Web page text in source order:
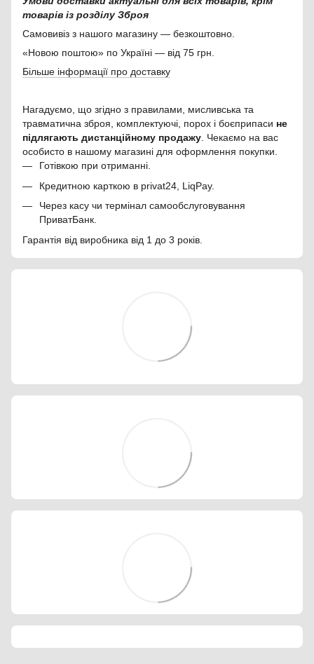
товарів із розділу Зброя
Самовивіз з нашого магазину — безкоштовно.
«Новою поштою» по Україні — від 75 грн.
Більше інформації про доставку
Нагадуємо, що згідно з правилами, мисливська та
травматична зброя, комплектуючі, порох і боєприпаси не
підлягають дистанційному продажу. Чекаємо на вас
особисто в нашому магазині для оформлення покупки.
Готівкою при отриманні.
Кредитною карткою в privat24, LiqPay.
Через касу чи термінал самообслуговування
ПриватБанк.
Гарантія від виробника від 1 до 3 років.